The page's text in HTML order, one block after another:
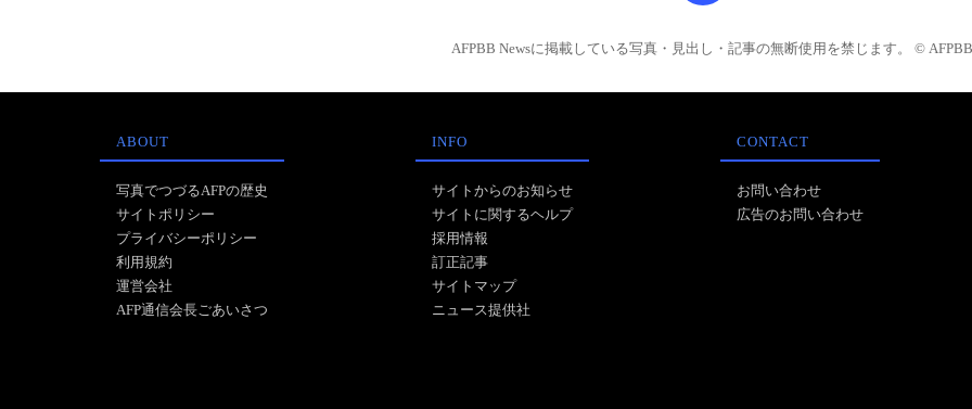
AFPBB Newsに掲載している写真・見出し・記事の無断使用を禁じます。 © AFPBB
ABOUT
写真でつづるAFPの歴史
サイトポリシー
プライバシーポリシー
利用規約
運営会社
AFP通信会長ごあいさつ
INFO
サイトからのお知らせ
サイトに関するヘルプ
採用情報
訂正記事
サイトマップ
ニュース提供社
CONTACT
お問い合わせ
広告のお問い合わせ